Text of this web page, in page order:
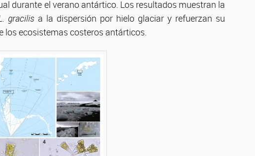
durante el verano antártico. Los resultados muestran la
gracilis a la dispersión por hielo glaciar y refuerzan su
los ecosistemas costeros antárticos.